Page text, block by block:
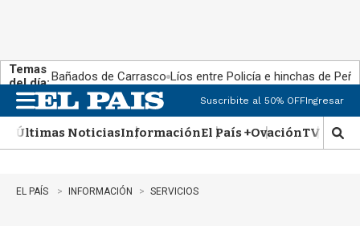
Temas
del día:Bañados de Carrasco Líos entre Policía e hinchas de
n
u
Suscribite al 50% OFFIngresar
Últimas NoticiasInformaciónEl País +OvaciónTV Show
M
o
EL PAÍS INFORMACIÓN SERVICIOS